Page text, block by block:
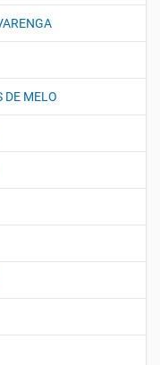
DE MELO